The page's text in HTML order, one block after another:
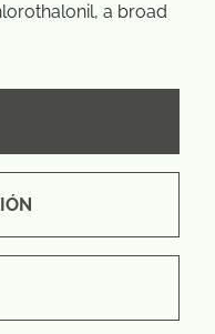
a broad